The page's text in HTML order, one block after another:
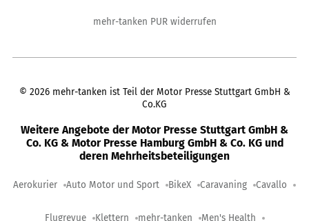
mehr-tanken PUR widerrufen
© 2026 mehr-tanken ist Teil der Motor Presse Stuttgart GmbH &
Co.KG
Weitere Angebote der Motor Presse Stuttgart GmbH &
Co. KG & Motor Presse Hamburg GmbH & Co. KG und
deren Mehrheitsbeteiligungen
Aerokurier Auto Motor und Sport BikeX Caravaning Cavallo
Flugrevue Klettern mehr-tanken Men's Health